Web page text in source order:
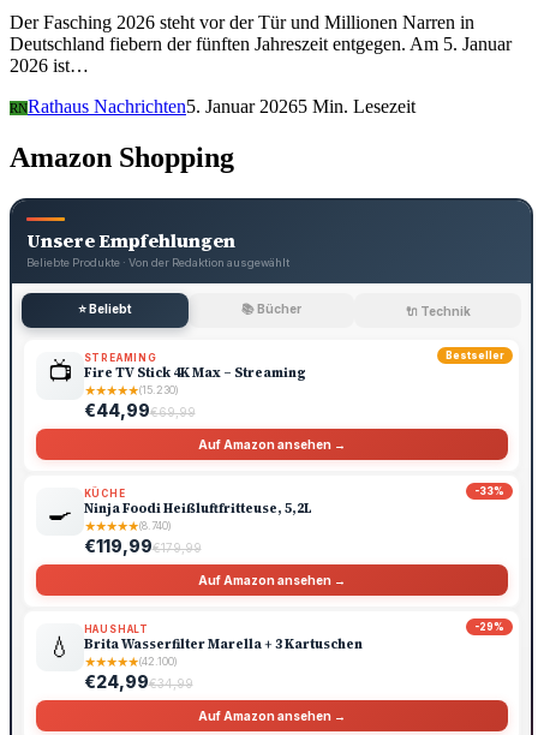
Der Fasching 2026 steht vor der Tür und Millionen Narren in
Deutschland fiebern der fünften Jahreszeit entgegen. Am 5. Januar
2026 ist…
RNRathaus Nachrichten5. Januar 20265 Min. Lesezeit
Amazon Shopping
Unsere Empfehlungen
Beliebte Produkte · Von der Redaktion ausgewählt
⭐ Beliebt 📚 Bücher 🔌 Technik
Bestseller
📺 STREAMING
Fire TV Stick 4K Max – Streaming
★★★★★(15.230)
€44,99€69,99
Auf Amazon ansehen →
-33%
🍳
KÜCHE
Ninja Foodi Heißluftfritteuse, 5,2L
★★★★★(8.740)
€119,99€179,99
Auf Amazon ansehen →
-29%
💧
HAUSHALT
Brita Wasserfilter Marella + 3 Kartuschen
★★★★★(42.100)
€24,99€34,99
Auf Amazon ansehen →